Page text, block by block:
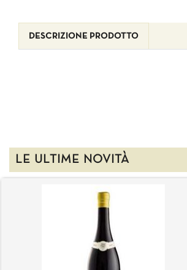
DESCRIZIONE PRODOTTO
LE ULTIME NOVITÀ